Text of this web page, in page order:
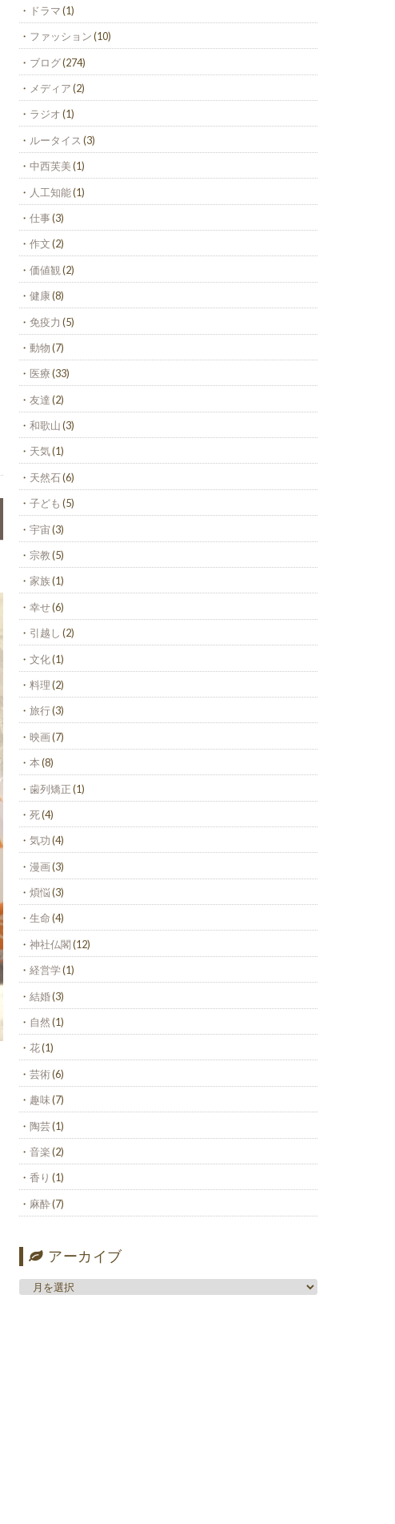
ドラマ(1)
ファッション(10)
ブログ(274)
メディア(2)
ラジオ(1)
ルータイス (3)
中西芙美(1)
人工知能(1)
仕事(3)
作文(2)
価値観 (2)
健康(8)
免疫力 (5)
動物(7)
医療(33)
友達(2)
和歌山(3)
天気(1)
天然石(6)
子ども (5)
宇宙(3)
宗教(5)
家族(1)
幸せ(6)
引越し (2)
文化(1)
料理(2)
旅行(3)
映画(7)
本(8)
歯列矯正(1)
死(4)
気功(4)
漫画(3)
煩悩(3)
生命(4)
神社仏閣(12)
経営学(1)
結婚(3)
自然(1)
花(1)
芸術(6)
趣味(7)
陶芸(1)
音楽(2)
香り (1)
麻酔(7)
アーカイブ